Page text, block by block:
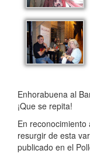
Enhorabuena al
¡Que se repita!
En
resurgir de esta
publicado en el